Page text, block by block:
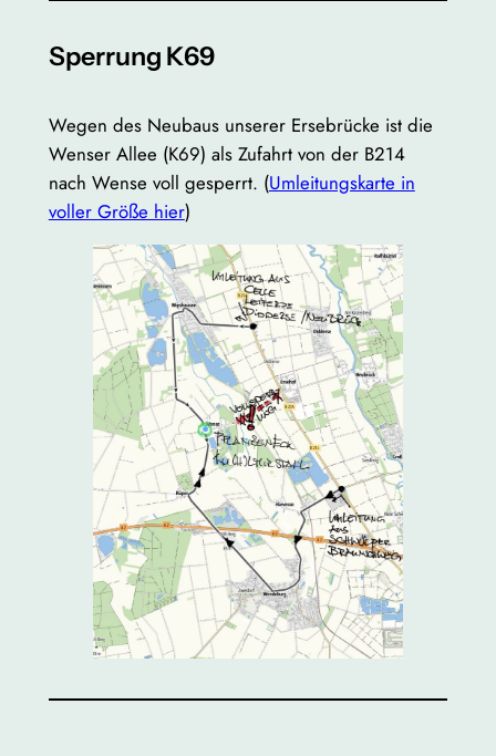
Sperrung K69
Wegen des Neubaus unserer Ersebrücke ist die
Wenser Allee (K69) als Zufahrt von der B214
nach Wense voll gesperrt. (Umleitungskarte in
voller Größe hier)